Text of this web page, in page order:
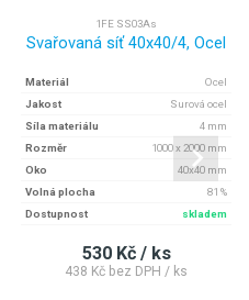
1FE SS03As
Svařovaná síť 40x40/4, Ocel
Materiál
Ocel
Jakost
Surová ocel
Síla materiálu
4 mm
Rozměr
1000 x 2000 mm
Oko
40x40 mm
Volná plocha
81 %
Dostupnost
skladem
530 Kč / ks
438 Kč bez DPH / ks